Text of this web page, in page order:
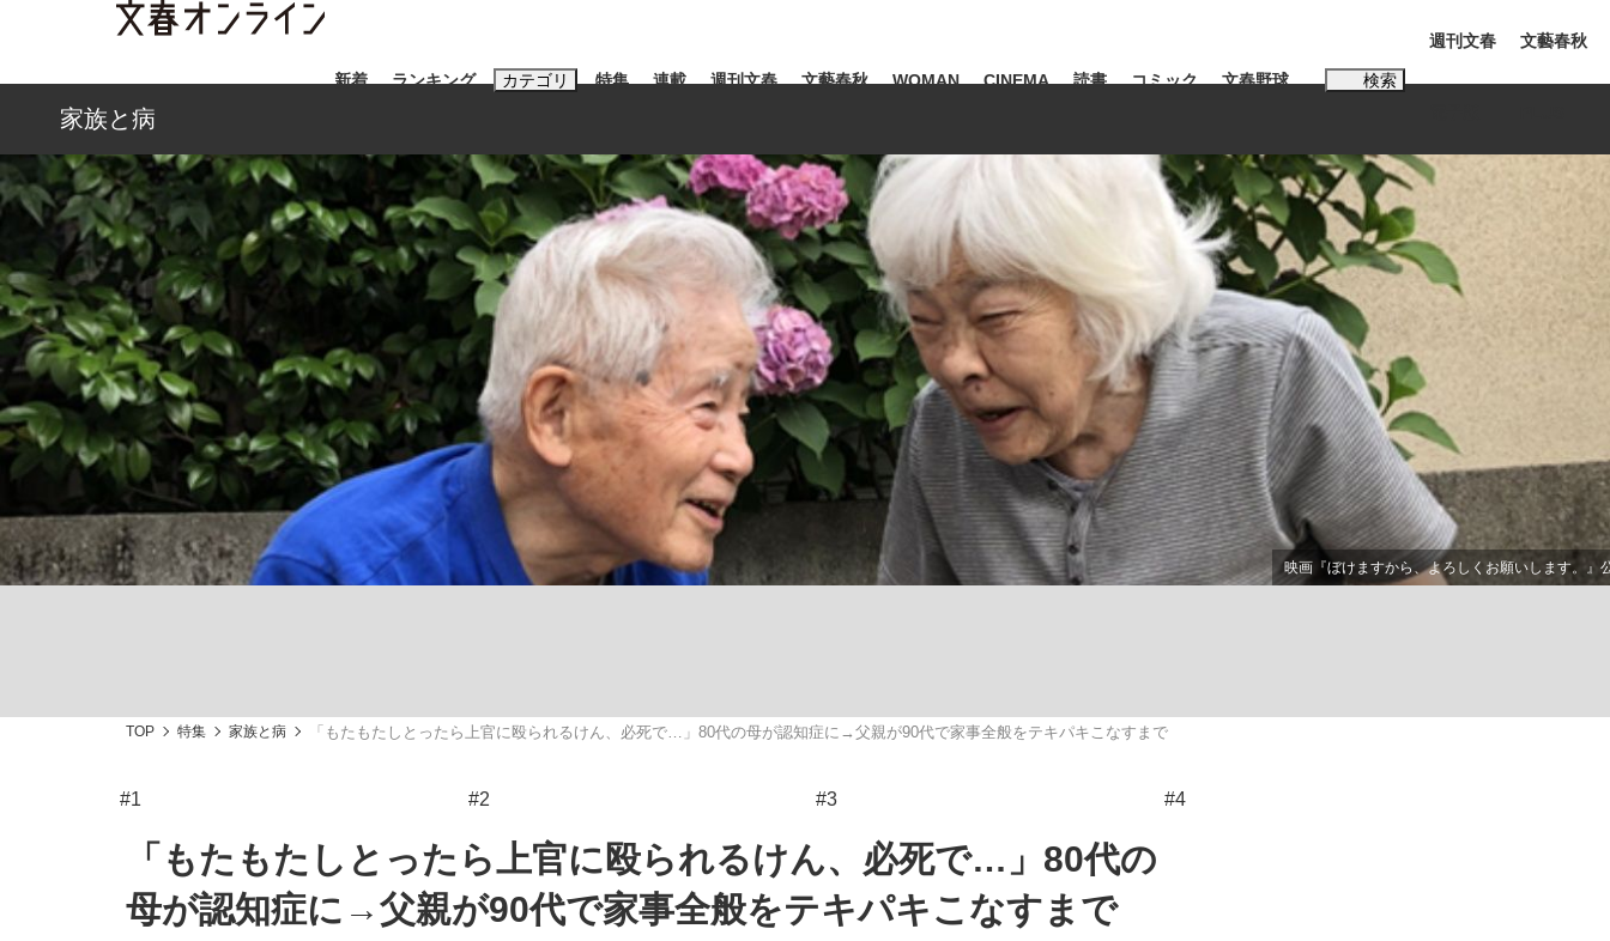
新着 ランキング カテゴリ
「善か悪かはどちらでもいい」リアル『九条の大罪』弁護士が明かすトク... 「キオクシアの投資の桁は一つ多くてもいい」時価総額が一時トヨタ超え...
特集
終戦から81年 日本生まれのK-POPアイドルたち
連載 週刊文春 文藝春秋 WOMAN CINEMA 読書 コミック 文春野球 検索
おすすめのキーワードタグ一覧
#藤田晋 #三山凌輝 #高市早苗 #後藤真希 #森岡毅 #城彰二 #内田有紀
#松田聖子
#玉木雄一郎
#亀和田武
週刊文春 文藝春秋
家族と病
TOP 特集 家族と病 「もたもたしとったら上官に殴られるけん、必死で…」80代の母が認知症に→父親が90代で家事全般をテキパキこなすまで
#1 #2 #3 #4
「もたもたしとったら上官に殴られるけん、必死で…」80代の
母が認知症に→父親が90代で家事全般をテキパキこなすまで